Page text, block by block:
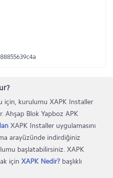
için, kurulumu XAPK Installer
Ahşap Blok Yapboz APK
XAPK Installer uygulamasını
arayüzünde indirdiğiniz
başlatabilirsiniz. XAPK
için XAPK Nedir? başlıklı